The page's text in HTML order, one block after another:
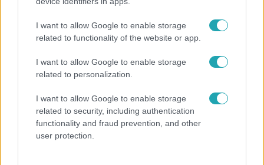
I want to allow Google to enable storage
related to functionality of the website or app.
I want to allow Google to enable storage
related to personalization.
I want to allow Google to enable storage
related to security, including authentication
functionality and fraud prevention, and other
user protection.
2024. augusztus 11. 15:34